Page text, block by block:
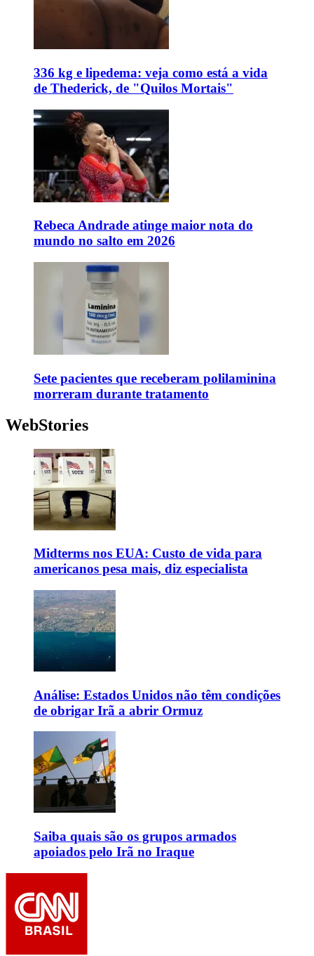
336 kg e lipedema: veja como está a vida
de Thederick, de "Quilos Mortais"
Rebeca Andrade atinge maior nota do
mundo no salto em 2026
Sete pacientes que receberam polilaminina
morreram durante tratamento
WebStories
Midterms nos EUA: Custo de vida para
americanos pesa mais, diz especialista
Análise: Estados Unidos não têm condições
de obrigar Irã a abrir Ormuz
Saiba quais são os grupos armados
apoiados pelo Irã no Iraque